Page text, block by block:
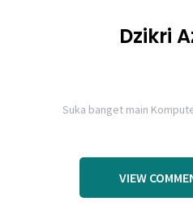
Dzikri
Suka banget main
VIEW